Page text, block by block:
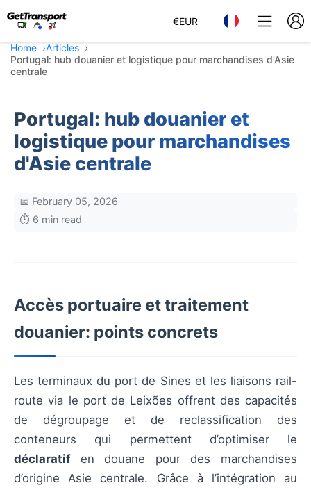
€EUR
Home
Articles
Portugal: hub douanier et logistique pour marchandises d'Asie
centrale
Portugal: hub douanier et
logistique pour marchandises
d'Asie centrale
📅 February 05, 2026
⏱️ 6 min read
Accès portuaire et traitement
douanier: points concrets
Les terminaux du port de Sines et les liaisons rail-
route via le port de Leixões offrent des capacités
de dégroupage et de reclassification des
conteneurs qui permettent d’optimiser le
déclaratifen douane pour des marchandises
d’origine Asie centrale. Grâce à l’intégration au